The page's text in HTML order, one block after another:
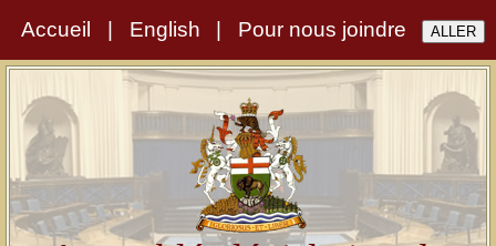
Accueil English Pour nous joindre